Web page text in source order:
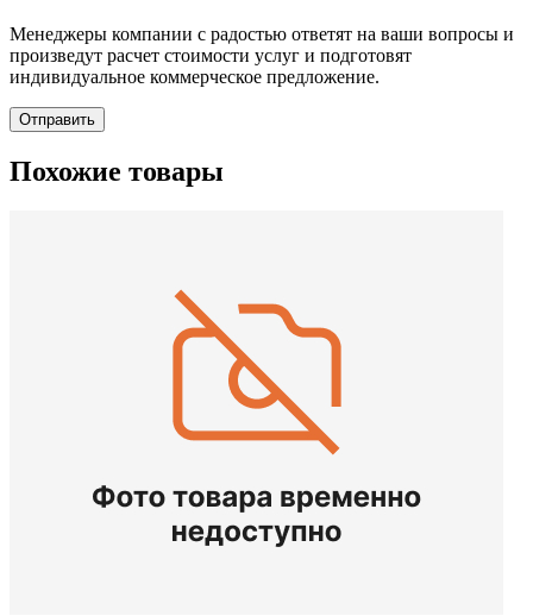
Менеджеры компании с радостью ответят на ваши вопросы и
произведут расчет стоимости услуг и подготовят
индивидуальное коммерческое предложение.
Отправить
Похожие товары